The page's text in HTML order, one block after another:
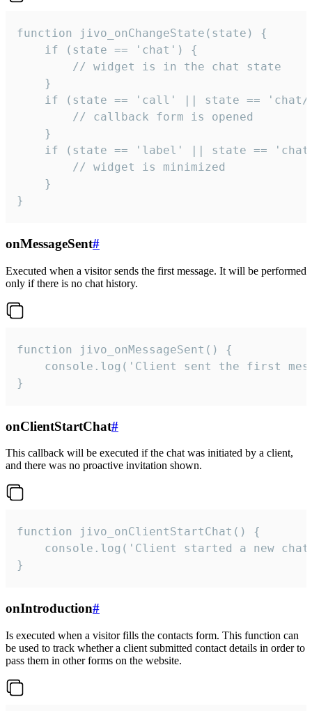
function jivo_onChangeState(state) {
    if (state == 'chat') {
        // widget is in the chat state
    }
if (state == 'call' || state ==
        // callback form is opened
    }
if (state == 'label' || state ==
        // widget is minimized
    }
}
onMessageSent#
Executed when a visitor sends the first message. It will be performed
only if there is no chat history.
function jivo_onMessageSent() {
console.log('Client sent the first
}
onClientStartChat#
This callback will be executed if the chat was initiated by a client,
and there was no proactive invitation shown.
function jivo_onClientStartChat() {
console.log('Client started a new
}
onIntroduction#
Is executed when a visitor fills the contacts form. This function can
be used to track whether a client submitted contact details in order to
pass them in other forms on the website.